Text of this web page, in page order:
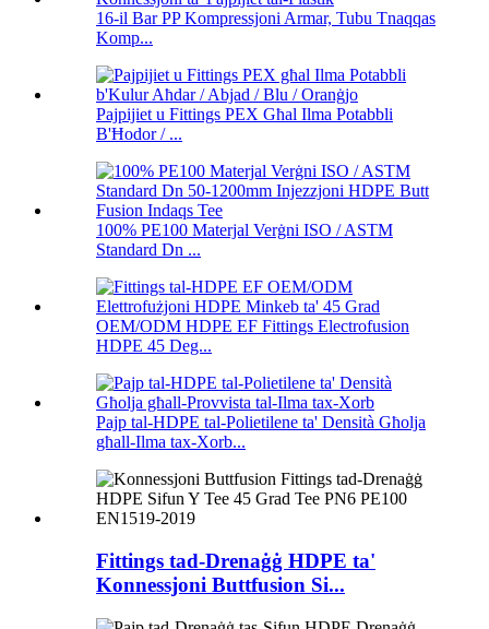
16-il Bar PP Kompressjoni Armar, Tubu Tnaqqas
Komp...
Pajpijiet u Fittings PEX Għal Ilma Potabbli
B'Ħodor / ...
100% PE100 Materjal Verġni ISO / ASTM
Standard Dn ...
OEM/ODM HDPE EF Fittings Electrofusion
HDPE 45 Deg...
Pajp tal-HDPE tal-Polietilene ta' Densità Għolja
għall-Ilma tax-Xorb...
Fittings tad-Drenaġġ HDPE ta'
Konnessjoni Buttfusion Si...